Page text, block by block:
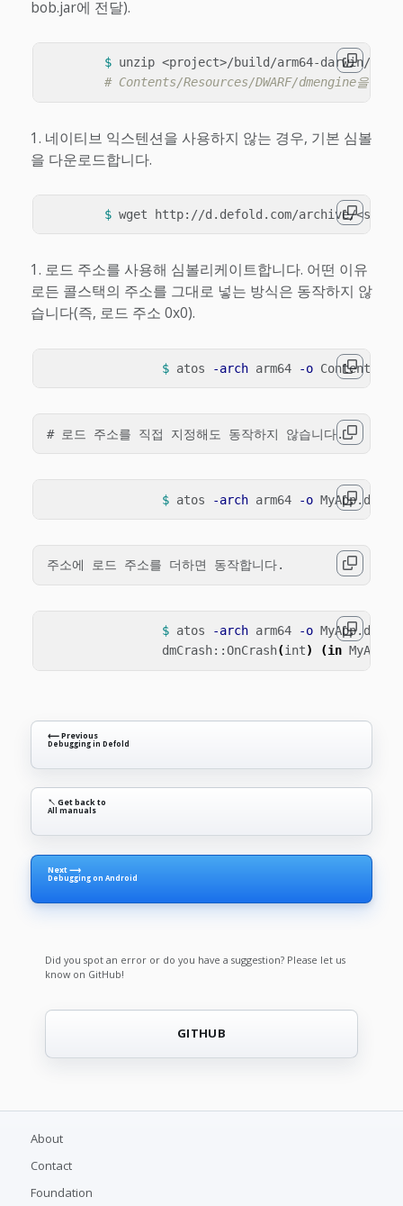
bob.jar에 전달).
$ unzip <project>/build/arm64-darwin/
# Contents/Resources/DWARF/dmengine을 생
네이티브 익스텐션을 사용하지 않는 경우, 기본 심볼
을 다운로드합니다.
$
로드 주소를 사용해 심볼리케이트합니다. 어떤 이유
로든 콜스택의 주소를 그대로 넣는 방식은 동작하지 않
습니다(즉, 로드 주소 0x0).
$ atos -arch arm64 -o
# 로드 주소를 직접 지정해도 동작하지 않습니다.
$ atos -arch arm64 -o
$ atos -arch arm64 -o
		dmCrash::OnCrash
(int) (in MyApp
⟵ Previous
Debugging in Defold
↖ Get back to
All manuals
Next ⟶
Debugging on Android
Did you spot an error or do you have a suggestion? Please let us
know on GitHub!
GITHUB
About
Contact
Foundation